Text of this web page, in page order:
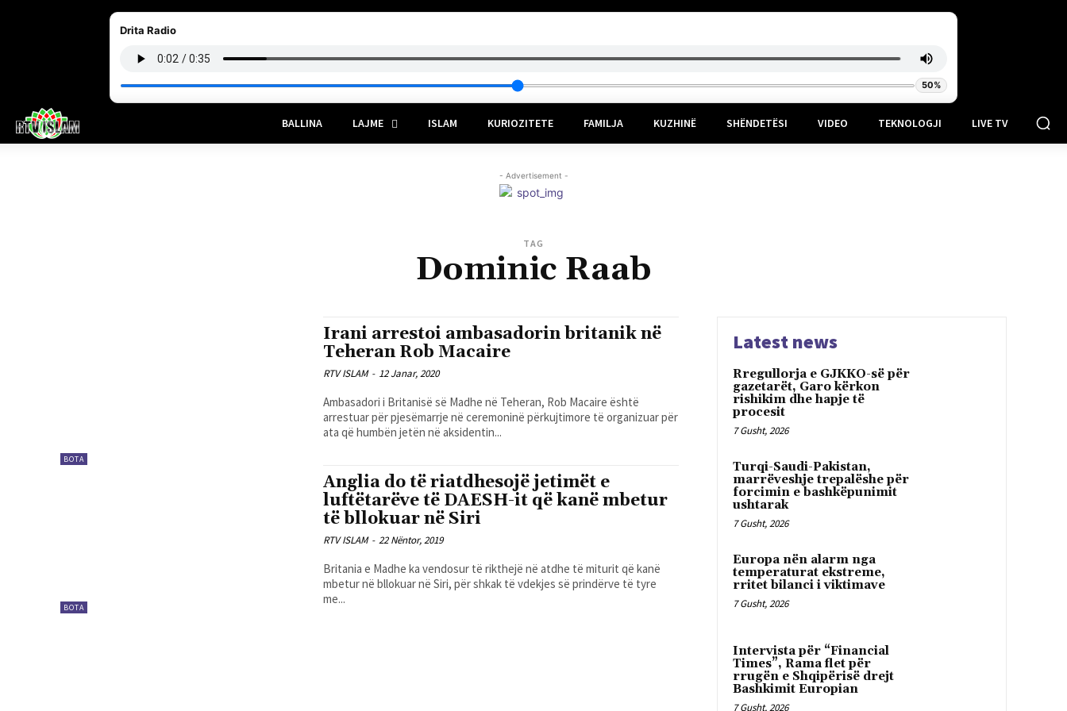
Drita Radio
50%
BALLINA LAJME ISLAM KURIOZITETE FAMILJA KUZHINË SHËNDETËSI VIDEO TEKNOLOGJI LIVE TV
- Advertisement -
TAG
Dominic Raab
BOTA
Irani arrestoi ambasadorin britanik në
Teheran Rob Macaire
RTV ISLAM - 12 Janar, 2020
Ambasadori i Britanisë së Madhe në Teheran, Rob Macaire është
arrestuar për pjesëmarrje në ceremoninë përkujtimore të organizuar për
ata që humbën jetën në aksidentin...
BOTA
Anglia do të riatdhesojë jetimët e
luftëtarëve të DAESH-it që kanë mbetur
të bllokuar në Siri
RTV ISLAM - 22 Nëntor, 2019
Britania e Madhe ka vendosur të rikthejë në atdhe të miturit që kanë
mbetur në bllokuar në Siri, për shkak të vdekjes së prindërve të tyre
me...
Latest news
Rregullorja e GJKKO-së për
gazetarët, Garo kërkon
rishikim dhe hapje të
procesit
7 Gusht, 2026
Turqi-Saudi-Pakistan,
marrëveshje trepalëshe për
forcimin e bashkëpunimit
ushtarak
7 Gusht, 2026
Europa nën alarm nga
temperaturat ekstreme,
rritet bilanci i viktimave
7 Gusht, 2026
Intervista për “Financial
Times”, Rama flet për
rrugën e Shqipërisë drejt
Bashkimit Europian
7 Gusht, 2026